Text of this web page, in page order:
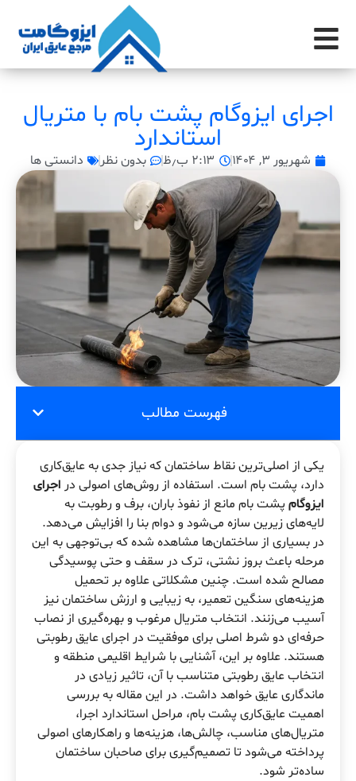
اجرای ایزوگام پشت بام با متریال
استاندارد
شهریور ۳, ۱۴۰۴ ۲:۱۳ ب٫ظ بدون نظر دانستی ها
فهرست مطالب
یکی از اصلی‌ترین نقاط ساختمان که نیاز جدی به عایق‌کاری
دارد، پشت بام است. استفاده از روش‌های اصولی در اجرای
ایزوگام پشت بام مانع از نفوذ باران، برف و رطوبت به
لایه‌های زیرین سازه می‌شود و دوام بنا را افزایش می‌دهد.
در بسیاری از ساختمان‌ها مشاهده شده که بی‌توجهی به این
مرحله باعث بروز نشتی، ترک در سقف و حتی پوسیدگی
مصالح شده است. چنین مشکلاتی علاوه بر تحمیل
هزینه‌های سنگین تعمیر، به زیبایی و ارزش ساختمان نیز
آسیب می‌زنند. انتخاب متریال مرغوب و بهره‌گیری از نصاب
حرفه‌ای دو شرط اصلی برای موفقیت در اجرای عایق رطوبتی
هستند. علاوه بر این، آشنایی با شرایط اقلیمی منطقه و
انتخاب عایق رطوبتی متناسب با آن، تاثیر زیادی در
ماندگاری عایق خواهد داشت. در این مقاله به بررسی
اهمیت عایق‌کاری پشت بام، مراحل استاندارد اجرا،
متریال‌های مناسب، چالش‌ها، هزینه‌ها و راهکارهای اصولی
پرداخته می‌شود تا تصمیم‌گیری برای صاحبان ساختمان
ساده‌تر شود.